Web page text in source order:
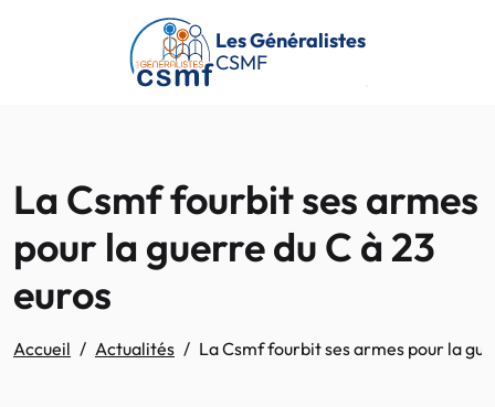
Passer au contenu principal
Les Généralistes
CSMF
La Csmf fourbit ses armes
pour la guerre du C à 23
euros
Accueil Actualités La Csmf fourbit ses armes pour la